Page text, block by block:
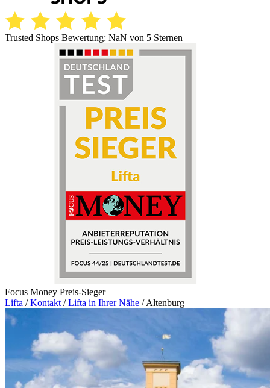
Trusted Shops Bewertung: NaN von 5 Sternen
Focus Money Preis-Sieger
Lifta / Kontakt / Lifta in Ihrer Nähe / Altenburg